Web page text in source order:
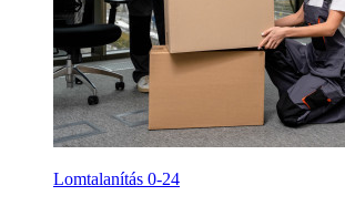
Lomtalanítás 0-24